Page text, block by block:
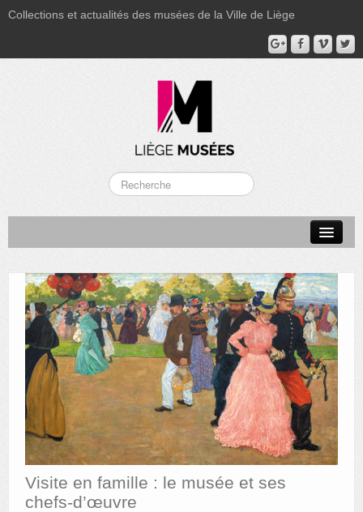
Collections et actualités des musées de la Ville de Liège
MUSÉE GRÉTRY
MUSÉE DU LUMINAIRE
FONDS PATRIMONIAUX
AUTRES LIEUX
ANIMATIONS DES MUSÉES
PUBLICATIONS
LES APPELS À PROJETS
Visite en famille : le musée et ses
chefs-d’œuvre